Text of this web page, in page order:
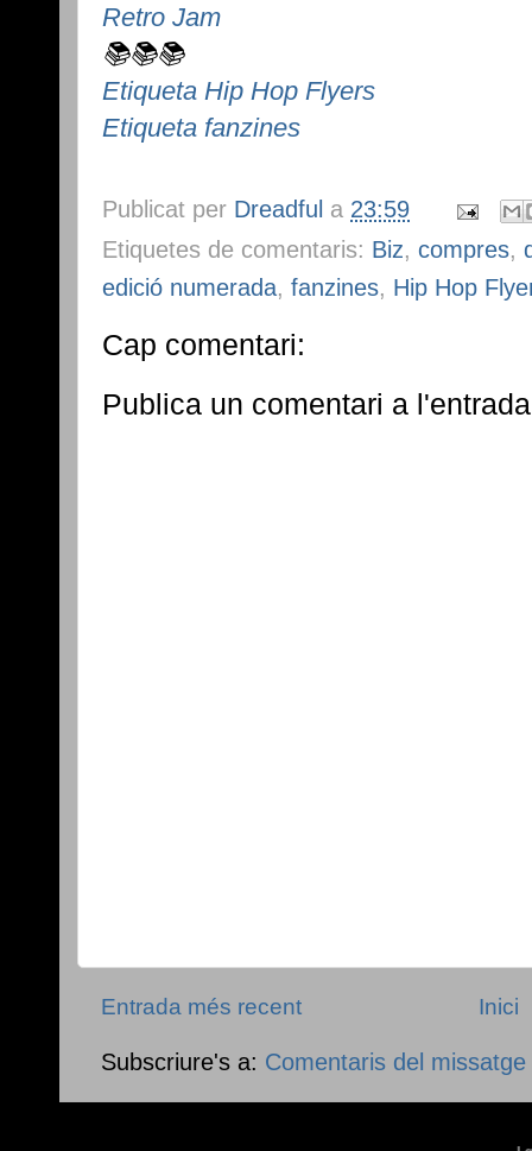
Retro Jam
📚📚📚
Etiqueta Hip Hop Flyers
Etiqueta fanzines
Publicat per Dreadful a 23:59
Etiquetes de comentaris: Biz, compres,
edició numerada, fanzines, Hip Hop
Cap comentari:
Publica un comentari a l'entrada
Entrada més recent Inici
Subscriure's a: Comentaris del